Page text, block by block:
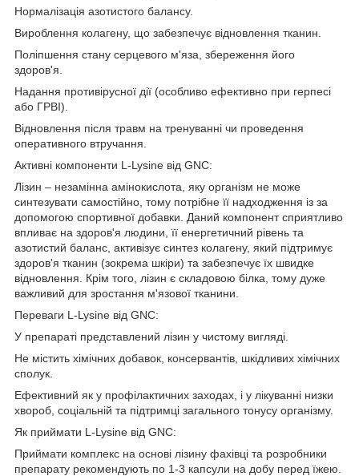
Нормалізація азотистого балансу.
Вироблення колагену, що забезпечує відновлення тканин.
Поліпшення стану серцевого м'яза, збереження його
здоров'я.
Надання противірусної дії (особливо ефективно при герпесі
або ГРВІ).
Відновлення після травм на тренуванні чи проведення
оперативного втручання.
Активні компоненти L-Lysine від GNC:
Лізин – незамінна амінокислота, яку організм не може
синтезувати самостійно, тому потрібне її надходження із за
допомогою спортивної добавки. Даний компонент сприятливо
впливає на здоров'я людини, її енергетичний рівень та
азотистий баланс, активізує синтез колагену, який підтримує
здоров'я тканин (зокрема шкіри) та забезпечує їх швидке
відновлення. Крім того, лізин є складовою білка, тому дуже
важливий для зростання м'язової тканини.
Переваги L-Lysine від GNC:
У препараті представлений лізин у чистому вигляді.
Не містить хімічних добавок, консервантів, шкідливих хімічних
сполук.
Ефективний як у профілактичних заходах, і у лікуванні низки
хвороб, соціальній та підтримці загального тонусу організму.
Як приймати L-Lysine від GNC:
Приймати комплекс на основі лізину фахівці та розробники
препарату рекомендують по 1-3 капсули на добу перед їжею.